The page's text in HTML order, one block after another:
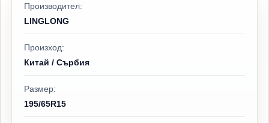
Производител:
LINGLONG
Произход:
Китай / Сърбия
Размер:
195/65R15